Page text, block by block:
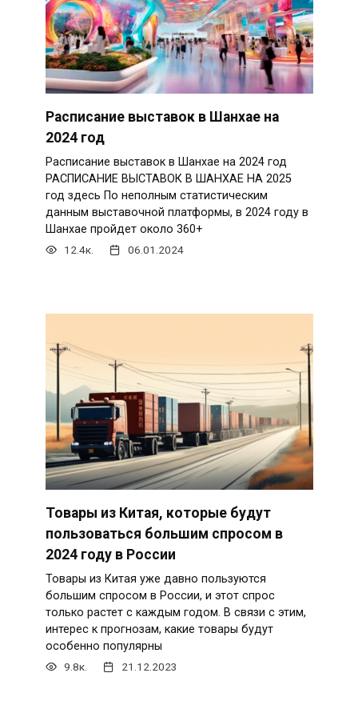
Расписание выставок в Шанхае на
2024 год
Расписание выставок в Шанхае на 2024 год
РАСПИСАНИЕ ВЫСТАВОК В ШАНХАЕ НА 2025
год здесь По неполным статистическим
данным выставочной платформы, в 2024 году в
Шанхае пройдет около 360+
12.4к. 06.01.2024
Товары из Китая, которые будут
пользоваться большим спросом в
2024 году в России
Товары из Китая уже давно пользуются
большим спросом в России, и этот спрос
только растет с каждым годом. В связи с этим,
интерес к прогнозам, какие товары будут
особенно популярны
9.8к. 21.12.2023